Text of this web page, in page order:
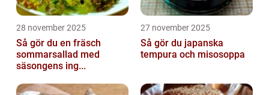
28 november 2025
Så gör du en fräsch
sommarsallad med
säsongens ing...
27 november 2025
Så gör du japanska
tempura och misosoppa